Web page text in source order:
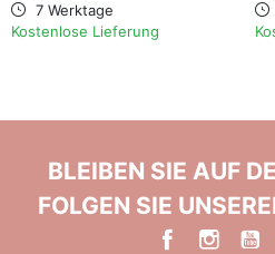
7 Werktage
Kostenlose Lieferung
BLEIBEN SIE AUF
FOLGEN SIE